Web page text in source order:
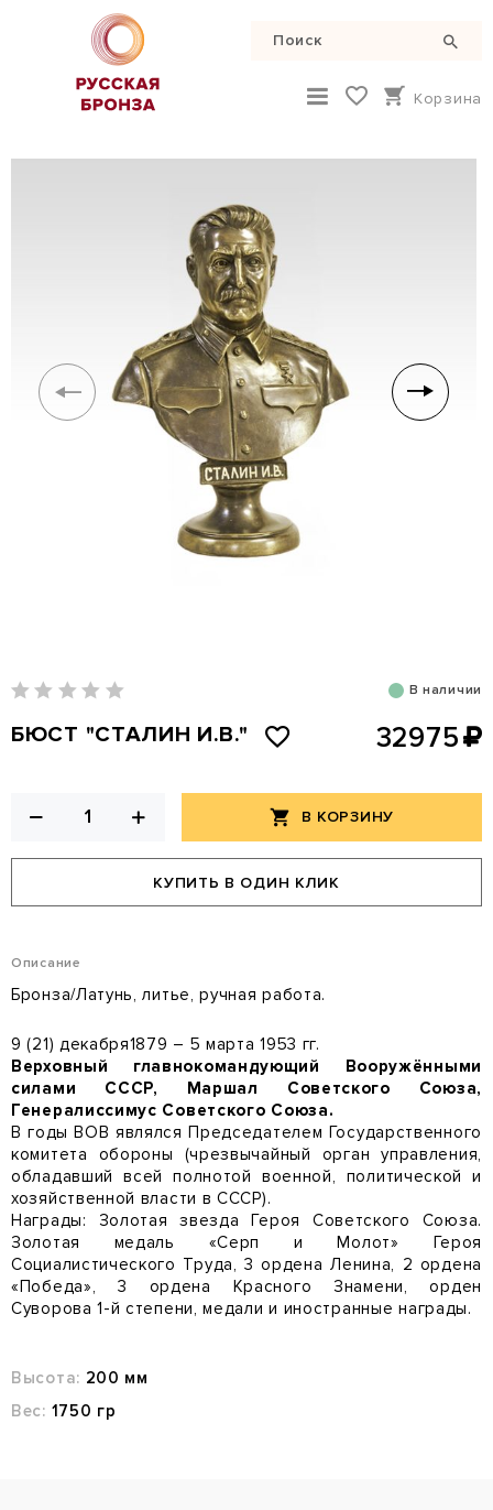
Корзина
В наличии
БЮСТ "СТАЛИН И.В." 32975
В КОРЗИНУ
КУПИТЬ В ОДИН КЛИК
Описание
Бронза/Латунь, литье, ручная работа.
9 (21) декабря1879 – 5 марта 1953 гг.
Верховный главнокомандующий Вооружёнными
силами СССР, Маршал Советского Союза,
Генералиссимус Советского Союза.
В годы ВОВ являлся Председателем Государственного
комитета обороны (чрезвычайный орган управления,
обладавший всей полнотой военной, политической и
хозяйственной власти в СССР).
Награды: Золотая звезда Героя Советского Союза.
Золотая медаль «Серп и Молот» Героя
Социалистического Труда, 3 ордена Ленина, 2 ордена
«Победа», 3 ордена Красного Знамени, орден
Суворова 1-й степени, медали и иностранные награды.
Высота: 200 мм
Вес: 1750 гр